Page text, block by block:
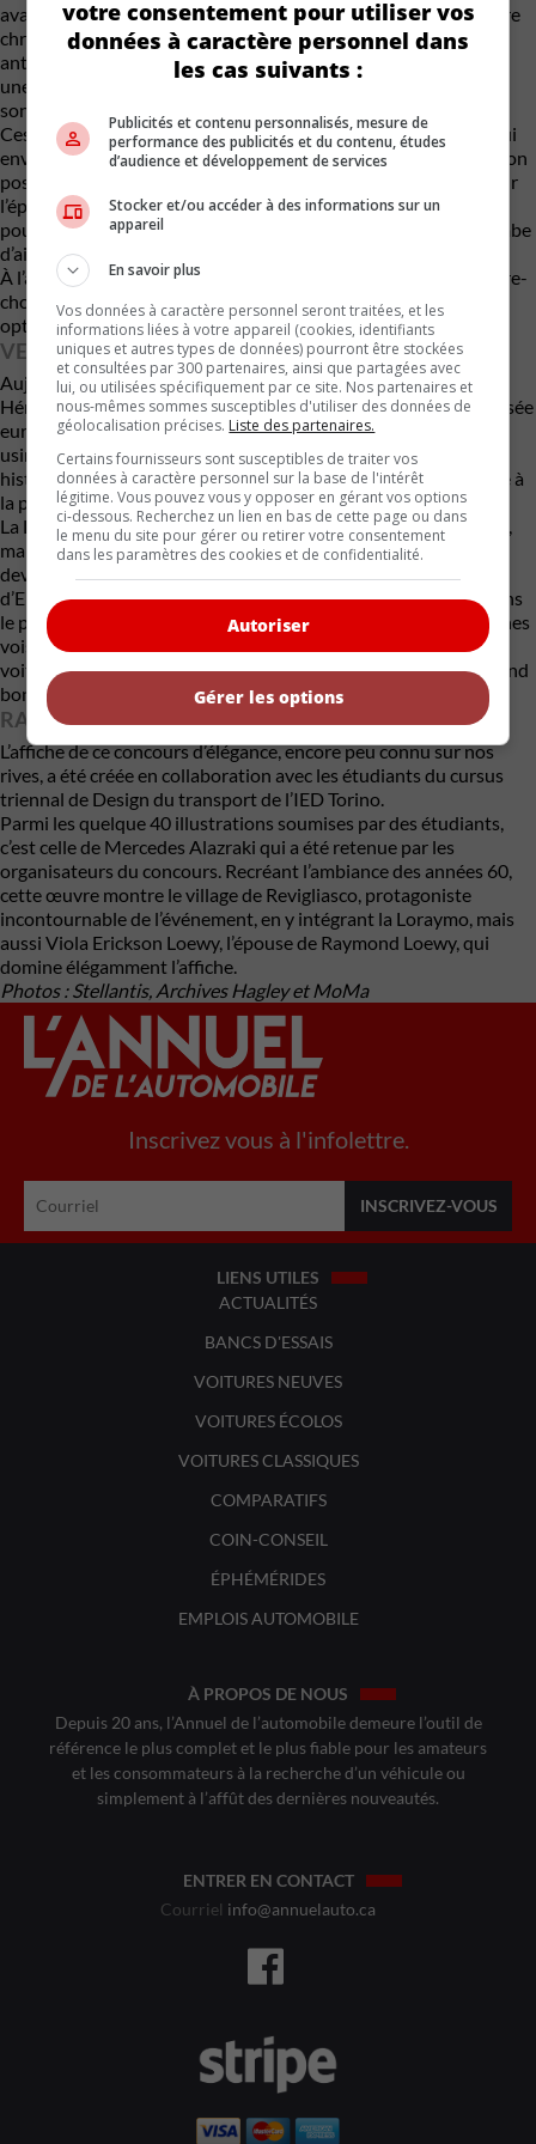
avant effilée avec une grande calandre fuselée, garnie d’un cadre
chromé proéminent jouant le rôle de pare-chocs. Deux
antibrouillards aux allures d’obus séparés de la carrosserie par
une ailette aérodynamique sont logés sous les phares qui, eux,
sont intégrés aux ailes avant.
Ces ailes ont une forme sinueuse irrégulière et sophistiquée qui
enveloppe des roues chromées à disque plein, alors qu’un aileron
posé au-dessus de la lunette arrière (solution très avancée pour
l’époque) sera une solution reprise plusieurs années plus tard
pour la Lancia Stratos HF. Cette lunette enveloppante surplombe
d’ailleurs un coffre qui n’est accessible que depuis l’habitacle.
À l’arrière, enfin, les doubles sorties d’échappement et le fin pare-
chocs sont les seuls éléments saillants, tandis que les blocs
optiques affleurent la carrosserie.
VEDETTE DU HERITAGE HUB
Aujourd’hui, la Loraymo appartient à la collection Stellantis
Héritage et elle est conservée au Heritage Hub, le nouveau musée
européen de Stellantis qui occupe des locaux d’une ancienne
usine de la Via Plava, à Turin. C’est un des établissements
historiques de la zone industrielle de Mirafiori, qui a été dédiée à
la production automobile de Fiat.
La Loraymo joue souvent un rôle d’ambassadrice de sa marque,
mais aussi de ce jeune musée. À l’occasion de ses 65 ans, elle
devient la voiture vedette de la 4e édition du Concorso
d’Eleganza Festival Car. Présenté le 28 septembre prochain dans
le petit hameau de Revigliasco (2 000 habitants), dans les collines
voisines de Turin, ce concours d’élégance met en vedettes des
voitures de collection ancienne et plus récente pour le plus grand
bonheur des nostalgiques.
RAYMOND ET VIOLA
L’affiche de ce concours d’élégance, encore peu connu sur nos
rives, a été créée en collaboration avec les étudiants du cursus
triennal de Design du transport de l’IED Torino.
Parmi les quelque 40 illustrations soumises par des étudiants,
c’est celle de Mercedes Alazraki qui a été retenue par les
organisateurs du concours. Recréant l’ambiance des années 60,
cette œuvre montre le village de Revigliasco, protagoniste
incontournable de l’événement, en y intégrant la Loraymo, mais
aussi Viola Erickson Loewy, l’épouse de Raymond Loewy, qui
domine élégamment l’affiche.
Photos : Stellantis, Archives Hagley et MoMa
Inscrivez vous à l'infolettre.
LIENS UTILES
ACTUALITÉS
BANCS D'ESSAIS
VOITURES NEUVES
VOITURES ÉCOLOS
VOITURES CLASSIQUES
COMPARATIFS
COIN-CONSEIL
ÉPHÉMÉRIDES
EMPLOIS AUTOMOBILE
À PROPOS DE NOUS
Depuis 20 ans, l’Annuel de l’automobile demeure l’outil de
référence le plus complet et le plus fiable pour les amateurs
et les consommateurs à la recherche d’un véhicule ou
simplement à l’affût des dernières nouveautés.
ENTRER EN CONTACT
Courriel info@annuelauto.ca
votre consentement pour utiliser vos
données à caractère personnel dans
les cas suivants :
Publicités et contenu personnalisés, mesure de
performance des publicités et du contenu, études
d’audience et développement de services
Stocker et/ou accéder à des informations sur un
appareil
En savoir plus
Vos données à caractère personnel seront traitées, et les
informations liées à votre appareil (cookies, identifiants
uniques et autres types de données) pourront être stockées
et consultées par 300 partenaires, ainsi que partagées avec
lui, ou utilisées spécifiquement par ce site. Nos partenaires et
nous-mêmes sommes susceptibles d'utiliser des données de
géolocalisation précises. Liste des partenaires.
Certains fournisseurs sont susceptibles de traiter vos
données à caractère personnel sur la base de l'intérêt
légitime. Vous pouvez vous y opposer en gérant vos options
ci-dessous. Recherchez un lien en bas de cette page ou dans
le menu du site pour gérer ou retirer votre consentement
dans les paramètres des cookies et de confidentialité.
Autoriser
Gérer les options